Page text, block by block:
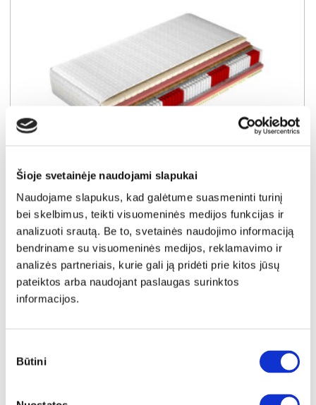
Šioje svetainėje naudojami slapukai
Naudojame slapukus, kad galėtume suasmeninti turinį
bei skelbimus, teikti visuomeninės medijos funkcijas ir
analizuoti srautą. Be to, svetainės naudojimo informaciją
bendriname su visuomeninės medijos, reklamavimo ir
analizės partneriais, kurie gali ją pridėti prie kitos jūsų
pateiktos arba naudojant paslaugas surinktos
informacijos.
pasirinkimas
Būtini
NAUJIENA YRA SANDĖLYJE
COMFORT FULL 90x200x25 čiužinys (Susuktas)
Išmatavimai: A:25cmP:90cmG:200cm
Kaina:
279€